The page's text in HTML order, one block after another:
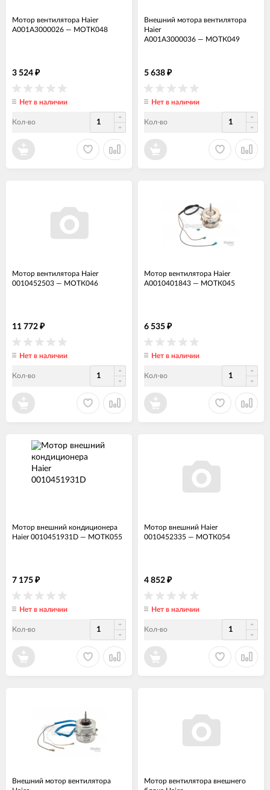
Мотор вентилятора Haier
A001A3000026 — МОТК048
3 524 ₽
Нет в наличии
Кол-во
Внешний мотора вентилятора
Haier
A001A3000036 — МОТК049
5 638 ₽
Нет в наличии
Кол-во
Мотор вентилятора Haier
0010452503 — МОТК046
11 772 ₽
Нет в наличии
Кол-во
Мотор вентилятора Haier
A0010401843 — МОТК045
6 535 ₽
Нет в наличии
Кол-во
Мотор внешний кондиционера
Haier 0010451931D — МОТК055
7 175 ₽
Нет в наличии
Кол-во
Мотор внешний Haier
0010452335 — МОТК054
4 852 ₽
Нет в наличии
Кол-во
Внешний мотор вентилятора
Мотор вентилятора внешнего